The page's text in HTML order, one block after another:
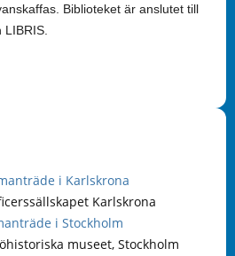
Biblioteket är anslutet till
i Karlskrona
Karlskrona
i Stockholm
museet, Stockholm